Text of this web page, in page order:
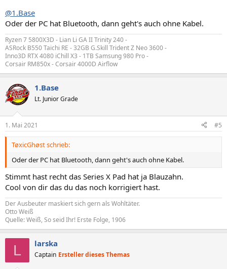
@1.Base
Oder der PC hat Bluetooth, dann geht's auch ohne Kabel.
Ryzen 7 5800X3D - Lian Li GA II Trinity 240 -
ASRock B550 Taichi RE - 32GB G.Skill Trident Z Neo 3600 -
Inno3D RTX 4080 iChill X3 - 1TB Samsung 980 Pro -
Corsair RM850x - Corsair 4000D Airflow
1.Base
Lt. Junior Grade
1. Mai 2021 #5
TøxicGhøst schrieb:
Oder der PC hat Bluetooth, dann geht's auch ohne Kabel.
Stimmt hast recht das Series X Pad hat ja Blauzahn.
Cool von dir das du das noch korrigiert hast.
Der Ausbeuter maskiert sich gern als Wohltäter.
Otto Weiß
Quelle: Weiß, So seid Ihr! Erste Folge, 1906
L larska
Captain Ersteller dieses Themas